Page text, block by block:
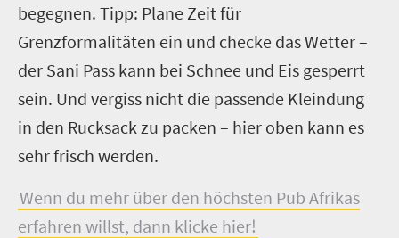
begegnen. Tipp: Plane Zeit für
Grenzformalitäten ein und checke das Wetter –
der Sani Pass kann bei Schnee und Eis gesperrt
sein. Und vergiss nicht die passende Kleindung
in den Rucksack zu packen – hier oben kann es
sehr frisch werden.
Wenn du mehr über den höchsten Pub Afrikas
erfahren willst, dann klicke hier!